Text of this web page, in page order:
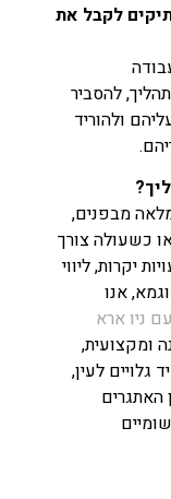
לקבל את
להסביר
ולהוריד
מבפנים,
כשעולה צורך
יקרות, ליווי
אנו
ניו ארא
ומקצועית,
גלויים לעין,
האתגרים